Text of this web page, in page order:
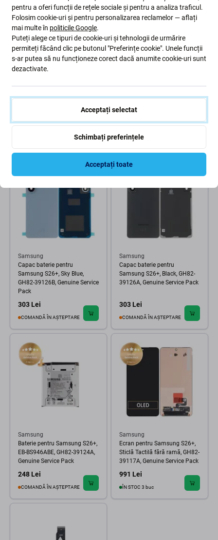
Capac baterie pentru
Samsung S26+, White, GH82-
303 Lei
COMANDĂ ÎN AȘTEPTARE
Capac baterie pentru
Samsung S26+, Cobalt Violet,
Service Pack
303 Lei
COMANDĂ ÎN AȘTEPTARE
Samsung
Capac baterie pentru
Samsung S26+, Sky Blue,
GH82-39126B, Genuine Service
Pack
303 Lei
COMANDĂ ÎN AȘTEPTARE
Samsung
Capac baterie pentru
Samsung S26+, Black, GH82-
39126A, Genuine Service Pack
303 Lei
COMANDĂ ÎN AȘTEPTARE
Samsung
Baterie pentru Samsung S26+,
EB-BS946ABE, GH82-39124A,
Genuine Service Pack
248 Lei
COMANDĂ ÎN AȘTEPTARE
Samsung
Ecran pentru Samsung S26+,
Sticlă Tactilă fără ramă, GH82-
39117A, Genuine Service Pack
991 Lei
ÎN STOC 3 buc
pentru a oferi funcții de rețele sociale și pentru a analiza traficul.
Folosim cookie-uri și pentru personalizarea reclamelor — aflați
mai multe în politicile Google.
Puteți alege ce tipuri de cookie-uri și tehnologii de urmărire
permiteți făcând clic pe butonul "Preferințe cookie". Unele funcții
s-ar putea să nu funcționeze corect dacă anumite cookie-uri sunt
dezactivate.
Acceptați selectat
Schimbați preferințele
Acceptați toate